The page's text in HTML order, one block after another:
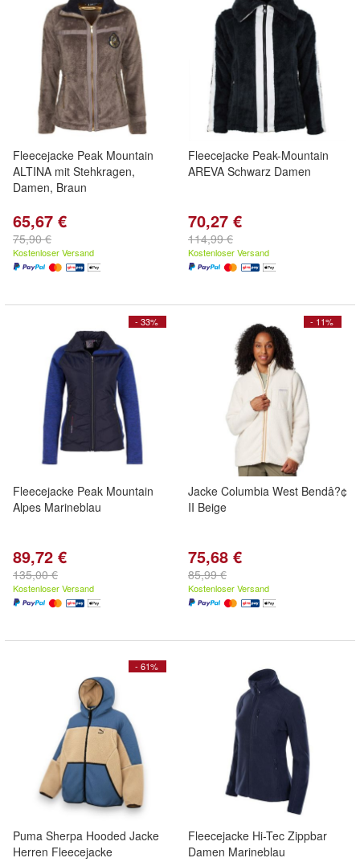
Fleecejacke Peak Mountain
ALTINA mit Stehkragen,
Damen, Braun
65,67 €
75,90 €
Kostenloser Versand
Fleecejacke Peak-Mountain
AREVA Schwarz Damen
70,27 €
114,99 €
Kostenloser Versand
- 33%
Fleecejacke Peak Mountain
Alpes Marineblau
89,72 €
135,00 €
Kostenloser Versand
- 11%
Jacke Columbia West Bendâ?¢
II Beige
75,68 €
85,99 €
Kostenloser Versand
- 61%
Puma Sherpa Hooded Jacke
Herren Fleecejacke
Fleecejacke Hi-Tec Zippbar
Damen Marineblau